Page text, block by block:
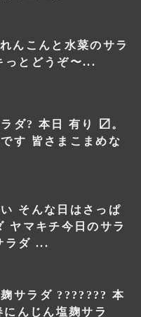
んこんと水菜のサラ
っとどうぞ〜...
ダ? 本日 有り 〼。
す 皆さまこまめな
そんな日はさっぱ
ヤマキチ今日のサラ
ラダ ...
サラダ ??????? 本
んじん塩麹サラ